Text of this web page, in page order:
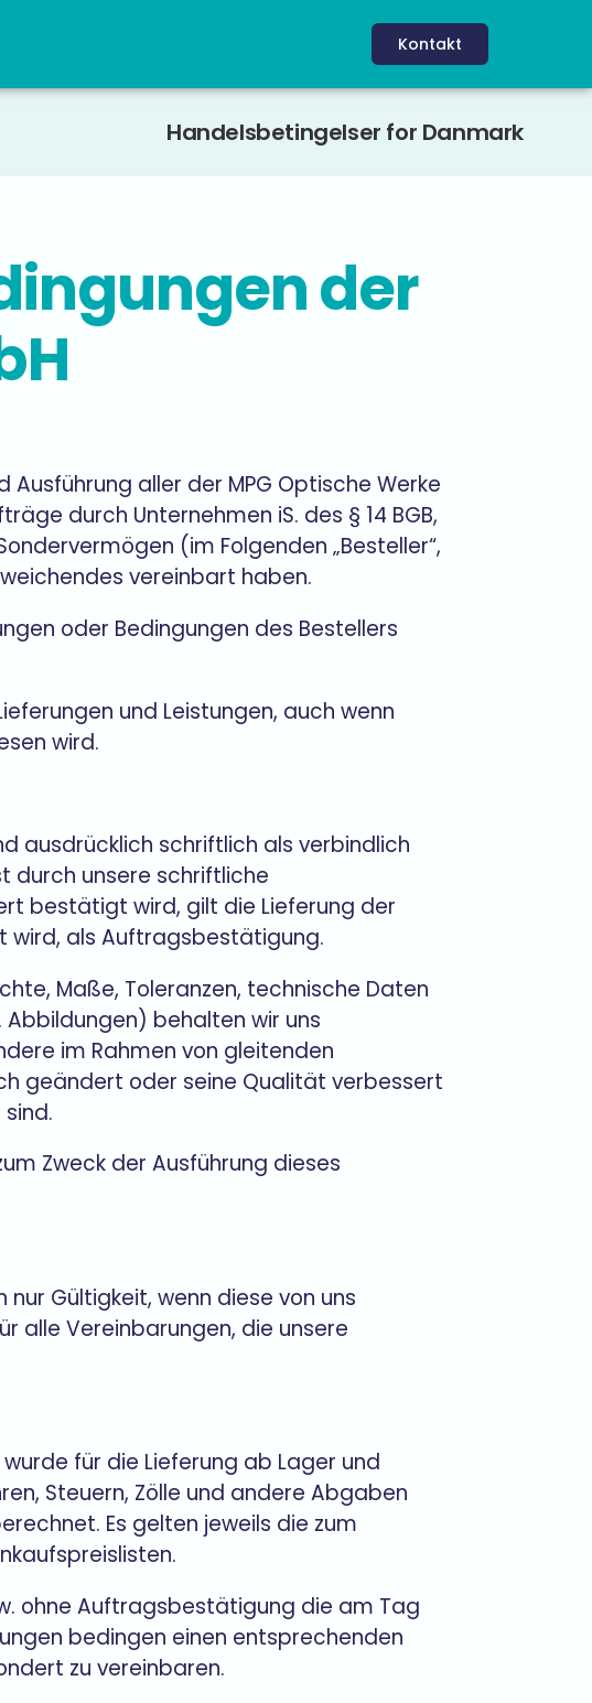
Kontakt
Handelsbetingelser for Danmark
der
aller der MPG Optische Werke
durch Unternehmen iS. des § 14 BGB,
(im Folgenden „Besteller“,
vereinbart haben.
oder Bedingungen des Bestellers
und Leistungen, auch wenn
wird.
ausdrücklich schriftlich als verbindlich
durch unsere schriftliche
bestätigt wird, gilt die Lieferung der
wird, als Auftragsbestätigung.
Maße, Toleranzen, technische Daten
behalten wir uns
im Rahmen von gleitenden
geändert oder seine Qualität verbessert
Zweck der Ausführung dieses
Gültigkeit, wenn diese von uns
alle Vereinbarungen, die unsere
für die Lieferung ab Lager und
Steuern, Zölle und andere Abgaben
Es gelten jeweils die zum
ohne Auftragsbestätigung die am Tag
bedingen einen entsprechenden
zu vereinbaren.